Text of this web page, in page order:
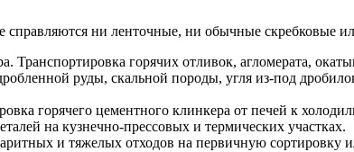
ни ленточные, ни обычные скребковые
Транспортировка горячих отливок, агломерата,
руды, скальной породы, угля из-под
горячего цементного клинкера от печей к
на кузнечно-прессовых и термических участках.
и тяжелых отходов на первичную сортировку